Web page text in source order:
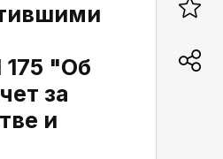
175 "Об
за
и